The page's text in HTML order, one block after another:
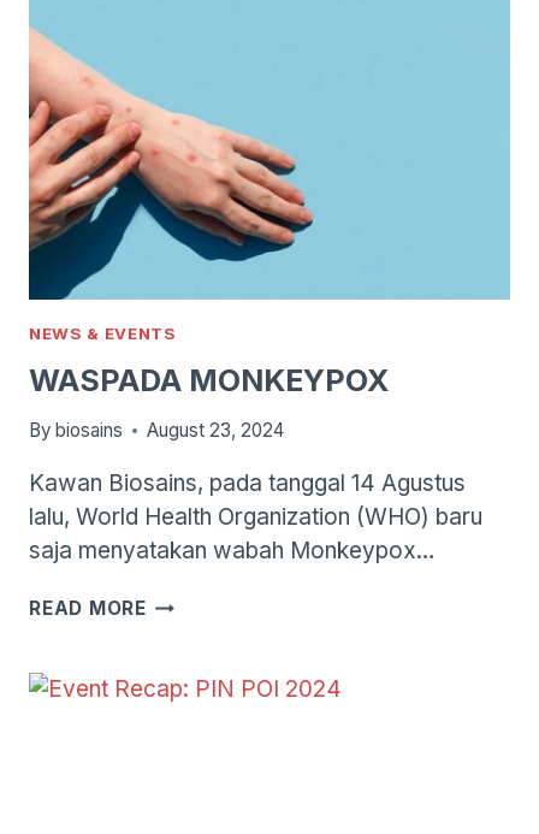
NEWS & EVENTS
WASPADA MONKEYPOX
By biosains August 23, 2024
Kawan Biosains, pada tanggal 14 Agustus
lalu, World Health Organization (WHO) baru
saja menyatakan wabah Monkeypox…
READ MOREWASPADA